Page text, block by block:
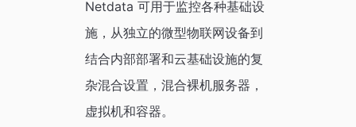
Netdata 可用于监控各种基础设
施，从独立的微型物联网设备到
结合内部部署和云基础设施的复
杂混合设置，混合裸机服务器，
虚拟机和容器。